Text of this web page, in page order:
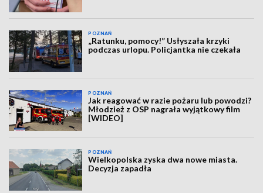
POZNAŃ
„Ratunku, pomocy!” Usłyszała krzyki
podczas urlopu. Policjantka nie czekała
POZNAŃ
Jak reagować w razie pożaru lub powodzi?
Młodzież z OSP nagrała wyjątkowy film
[WIDEO]
POZNAŃ
Wielkopolska zyska dwa nowe miasta.
Decyzja zapadła